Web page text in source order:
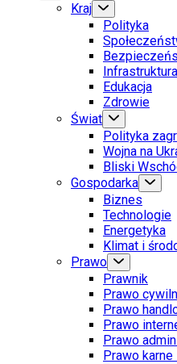
Kraj
Polityka
Infrastruktura
Edukacja
Zdrowie
Świat
Polityka
Wojna na
Bliski
Gospodarka
Biznes
Technologie
Energetyka
Klimat i
Prawo
Prawnik
Prawo
Prawo
Prawo
Prawo
Prawo